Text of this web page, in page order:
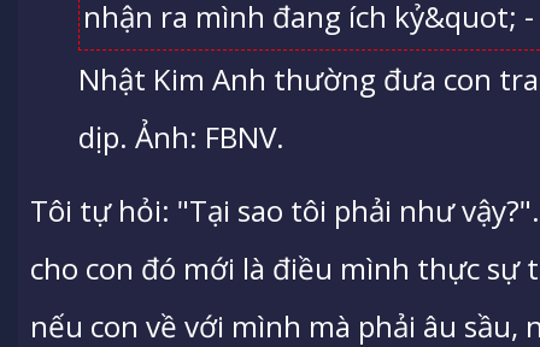
Nhật Kim Anh thường đưa con
dịp. Ảnh: FBNV.
Tôi tự hỏi: "Tại sao tôi phải như
cho con đó mới là điều mình thực sự
nếu con về với mình mà phải âu